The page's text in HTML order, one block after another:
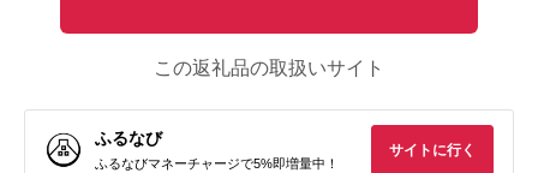
この返礼品の取扱いサイト
ふるなび
ふるなびマネーチャージで5%即増量中！
サイトに行く